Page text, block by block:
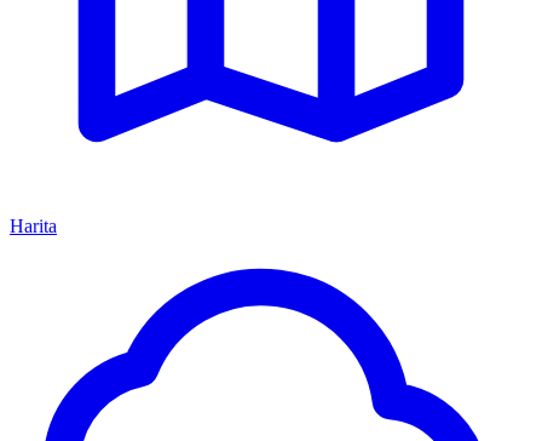
Harita